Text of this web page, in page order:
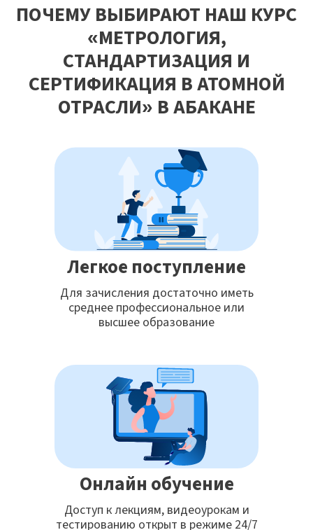
ПОЧЕМУ ВЫБИРАЮТ НАШ КУРС
«МЕТРОЛОГИЯ,
СТАНДАРТИЗАЦИЯ И
СЕРТИФИКАЦИЯ В АТОМНОЙ
ОТРАСЛИ» В АБАКАНЕ
Легкое поступление
Для зачисления достаточно иметь
среднее профессиональное или
высшее образование
Онлайн обучение
Доступ к лекциям, видеоурокам и
тестированию открыт в режиме 24/7